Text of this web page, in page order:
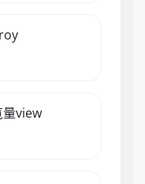
量view